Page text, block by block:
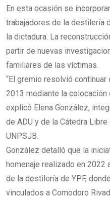
En esta ocasión se
trabajadores de la destilería
la dictadura. La
partir de nuevas
familiares de las víctimas.
“El gremio resolvió
2013 mediante la colocación
explicó Elena González,
de ADU y de la Cátedra
UNPSJB.
González detalló que la
homenaje realizado en
de la destilería de YPF,
vinculados a Comodoro